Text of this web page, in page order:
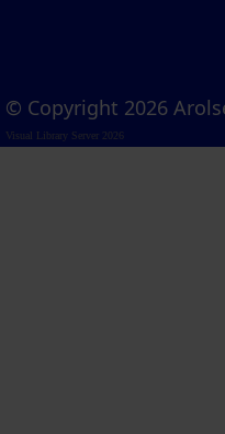
© Copyright 2026
Visual Library Server 2026